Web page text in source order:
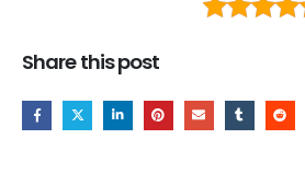
Share this post